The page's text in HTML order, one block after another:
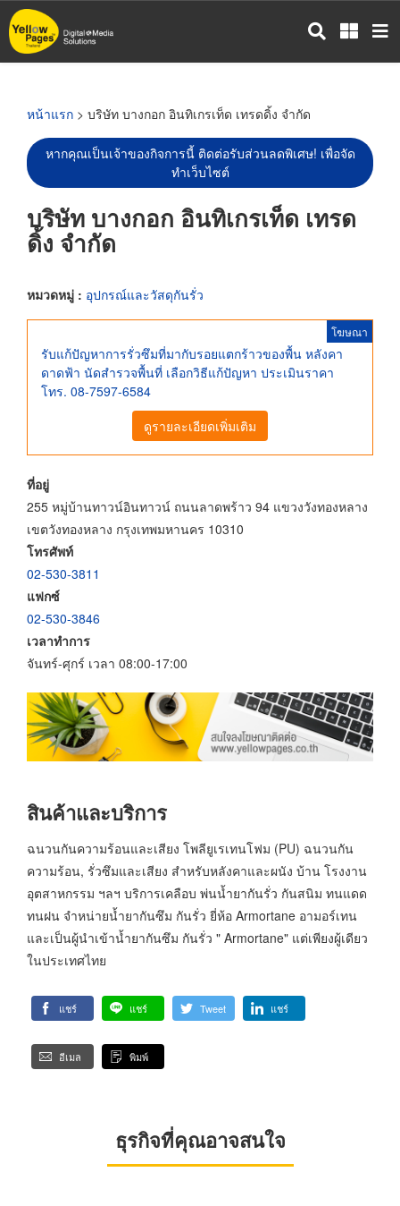
ข้าม
ไป
หน้าแรก > บริษัท บางกอก อินทิเกรเท็ด เทรดดิ้ง จำกัด
หากคุณเป็นเจ้าของกิจการนี้ ติดต่อรับส่วนลดพิเศษ! เพื่อจัด
ทำเว็บไซต์
บริษัท บางกอก อินทิเกรเท็ด เทรด
ดิ้ง จำกัด
หมวดหมู่ : อุปกรณ์และวัสดุกันรั่ว
โฆษณา
รับแก้ปัญหาการรั่วซึมที่มากับรอยแตกร้าวของพื้น หลังคา
ดาดฟ้า นัดสำรวจพื้นที่ เลือกวิธีแก้ปัญหา ประเมินราคา
โทร. 08-7597-6584
ดูรายละเอียดเพิ่มเติม
ที่อยู่
255 หมู่บ้านทาวน์อินทาวน์ ถนนลาดพร้าว 94 แขวงวังทองหลาง
เขตวังทองหลาง กรุงเทพมหานคร 10310
โทรศัพท์
02-530-3811
แฟกซ์
02-530-3846
เวลาทำการ
จันทร์-ศุกร์ เวลา 08:00-17:00
สินค้าและบริการ
ฉนวนกันความร้อนและเสียง โพลียูเรเทนโฟม (PU) ฉนวนกัน
ความร้อน, รั่วซึมและเสียง สำหรับหลังคาและผนัง บ้าน โรงงาน
อุตสาหกรรม ฯลฯ บริการเคลือบ พ่นน้ำยากันรั่ว กันสนิม ทนแดด
ทนฝน จำหน่ายน้ำยากันซึม กันรั่ว ยี่ห้อ Armortane อามอร์เทน
และเป็นผู้นำเข้าน้ำยากันซึม กันรั่ว " Armortane" แต่เพียงผู้เดียว
ในประเทศไทย
แชร์ แชร์ Tweet แชร์
อีเมล พิมพ์
ธุรกิจที่คุณอาจสนใจ